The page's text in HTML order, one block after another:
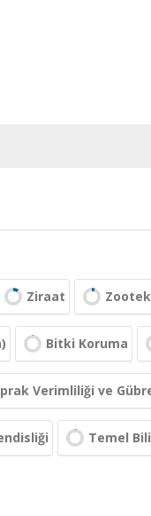
Ziraat
Bitki Koruma
Verimliliği ve
Temel